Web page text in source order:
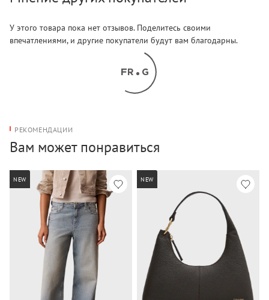
У этого товара пока нет отзывов. Поделитесь своими
впечатлениями, и другие покупатели будут вам благодарны.
РЕКОМЕНДАЦИИ
Вам может понравиться
NEW NEW